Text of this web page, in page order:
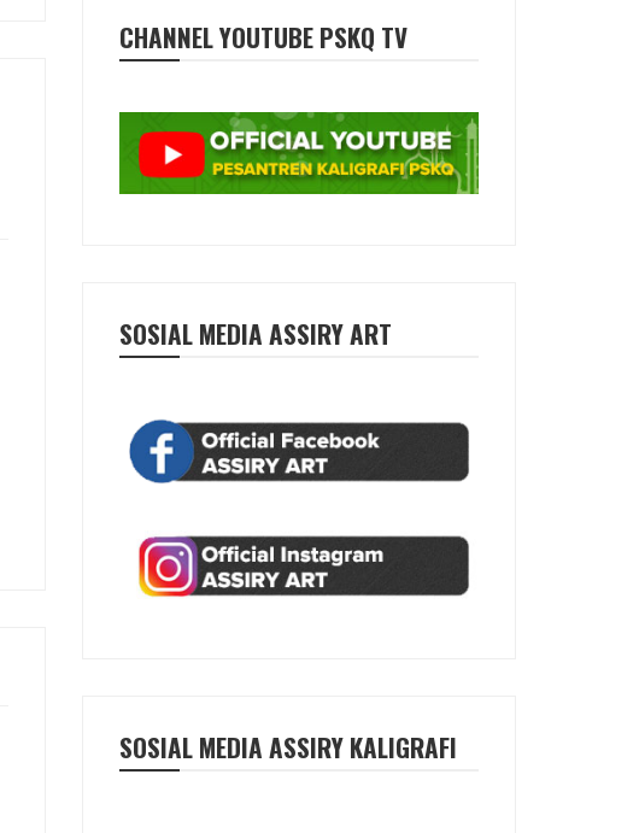
CHANNEL YOUTUBE PSKQ TV
SOSIAL MEDIA ASSIRY ART
SOSIAL MEDIA ASSIRY KALIGRAFI